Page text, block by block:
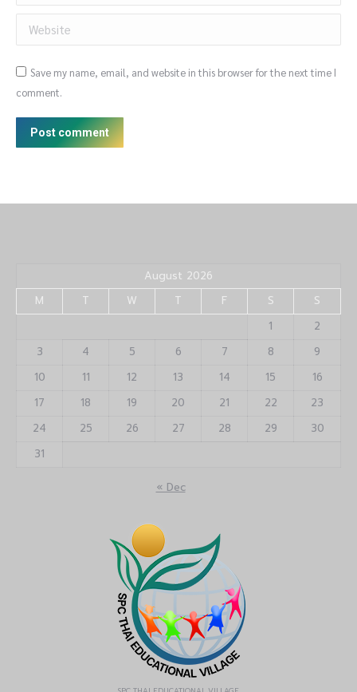
Website
Save my name, email, and website in this browser for the next time I
comment.
Post comment
August 2026
M
T W T F S
S
1
2
3
4 5 6 7 8
9
10
11 12 13 14 15
16
17
18 19 20 21 22
23
24
25 26 27 28 29
30
31
« Dec